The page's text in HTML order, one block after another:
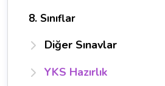
8. Sınıflar
Diğer Sınavlar
YKS Hazırlık